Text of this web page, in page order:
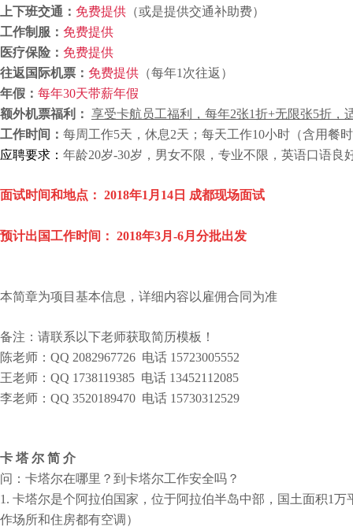
上下班交通： 免费提供 （或是提供交通补助费）
工作制服： 免费提供
医疗保险： 免费提供
往返国际机票： 免费提供 （每年1 次往返）
年假： 每年30天带薪年假
额外机票福利： 享受卡航员工福利，每年2张1折+无限张5折，
工作时间： 每周工作5天，休息2天；每天工作10小时（含用餐
应聘要求： 年龄20岁-30岁，男女不限，专业不限，英语口语良
面试时间和地点： 2018年1月14日 成都现场面试
预计出国工作时间： 2018年3月-6月分批出发
本简章为项目基本信息，详细内容以雇佣合同为准
备注：请联系以下老师获取简历模板！
陈老师：QQ 2082967726 电话 15723005552
王老师：QQ 1738119385 电话 13452112085
李老师：QQ 3520189470 电话 15730312529
卡 塔 尔 简 介
问：卡塔尔在哪里？到卡塔尔工作安全吗？
1. 卡塔尔是个阿拉伯国家，位于阿拉伯半岛中部，国土面积1万
作场所和住房都有空调）